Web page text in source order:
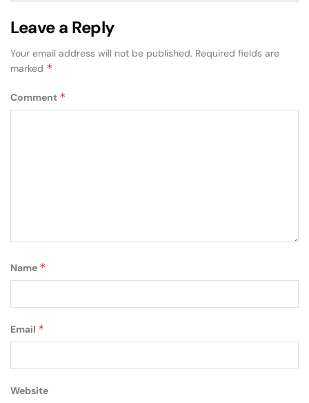
Leave a Reply
Your email address will not be published. Required fields are
marked *
Comment *
Name *
Email *
Website